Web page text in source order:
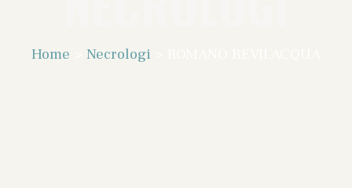
Home Necrologi